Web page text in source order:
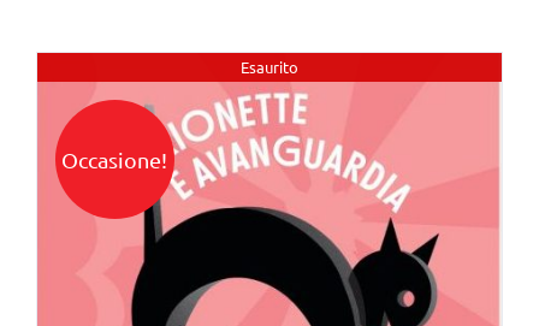
Esaurito
Occasione!